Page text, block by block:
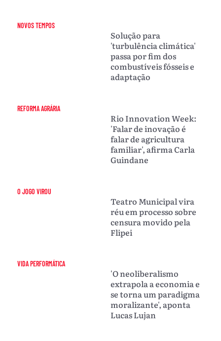
NOVOS TEMPOS
Solução para
'turbulência climática'
passa por fim dos
combustíveis fósseis e
adaptação
REFORMA AGRÁRIA
Rio Innovation Week:
'Falar de inovação é
falar de agricultura
familiar', afirma Carla
Guindane
O JOGO VIROU
Teatro Municipal vira
réu em processo sobre
censura movido pela
Flipei
VIDA PERFORMÁTICA
'O neoliberalismo
extrapola a economia e
se torna um paradigma
moralizante', aponta
Lucas Lujan